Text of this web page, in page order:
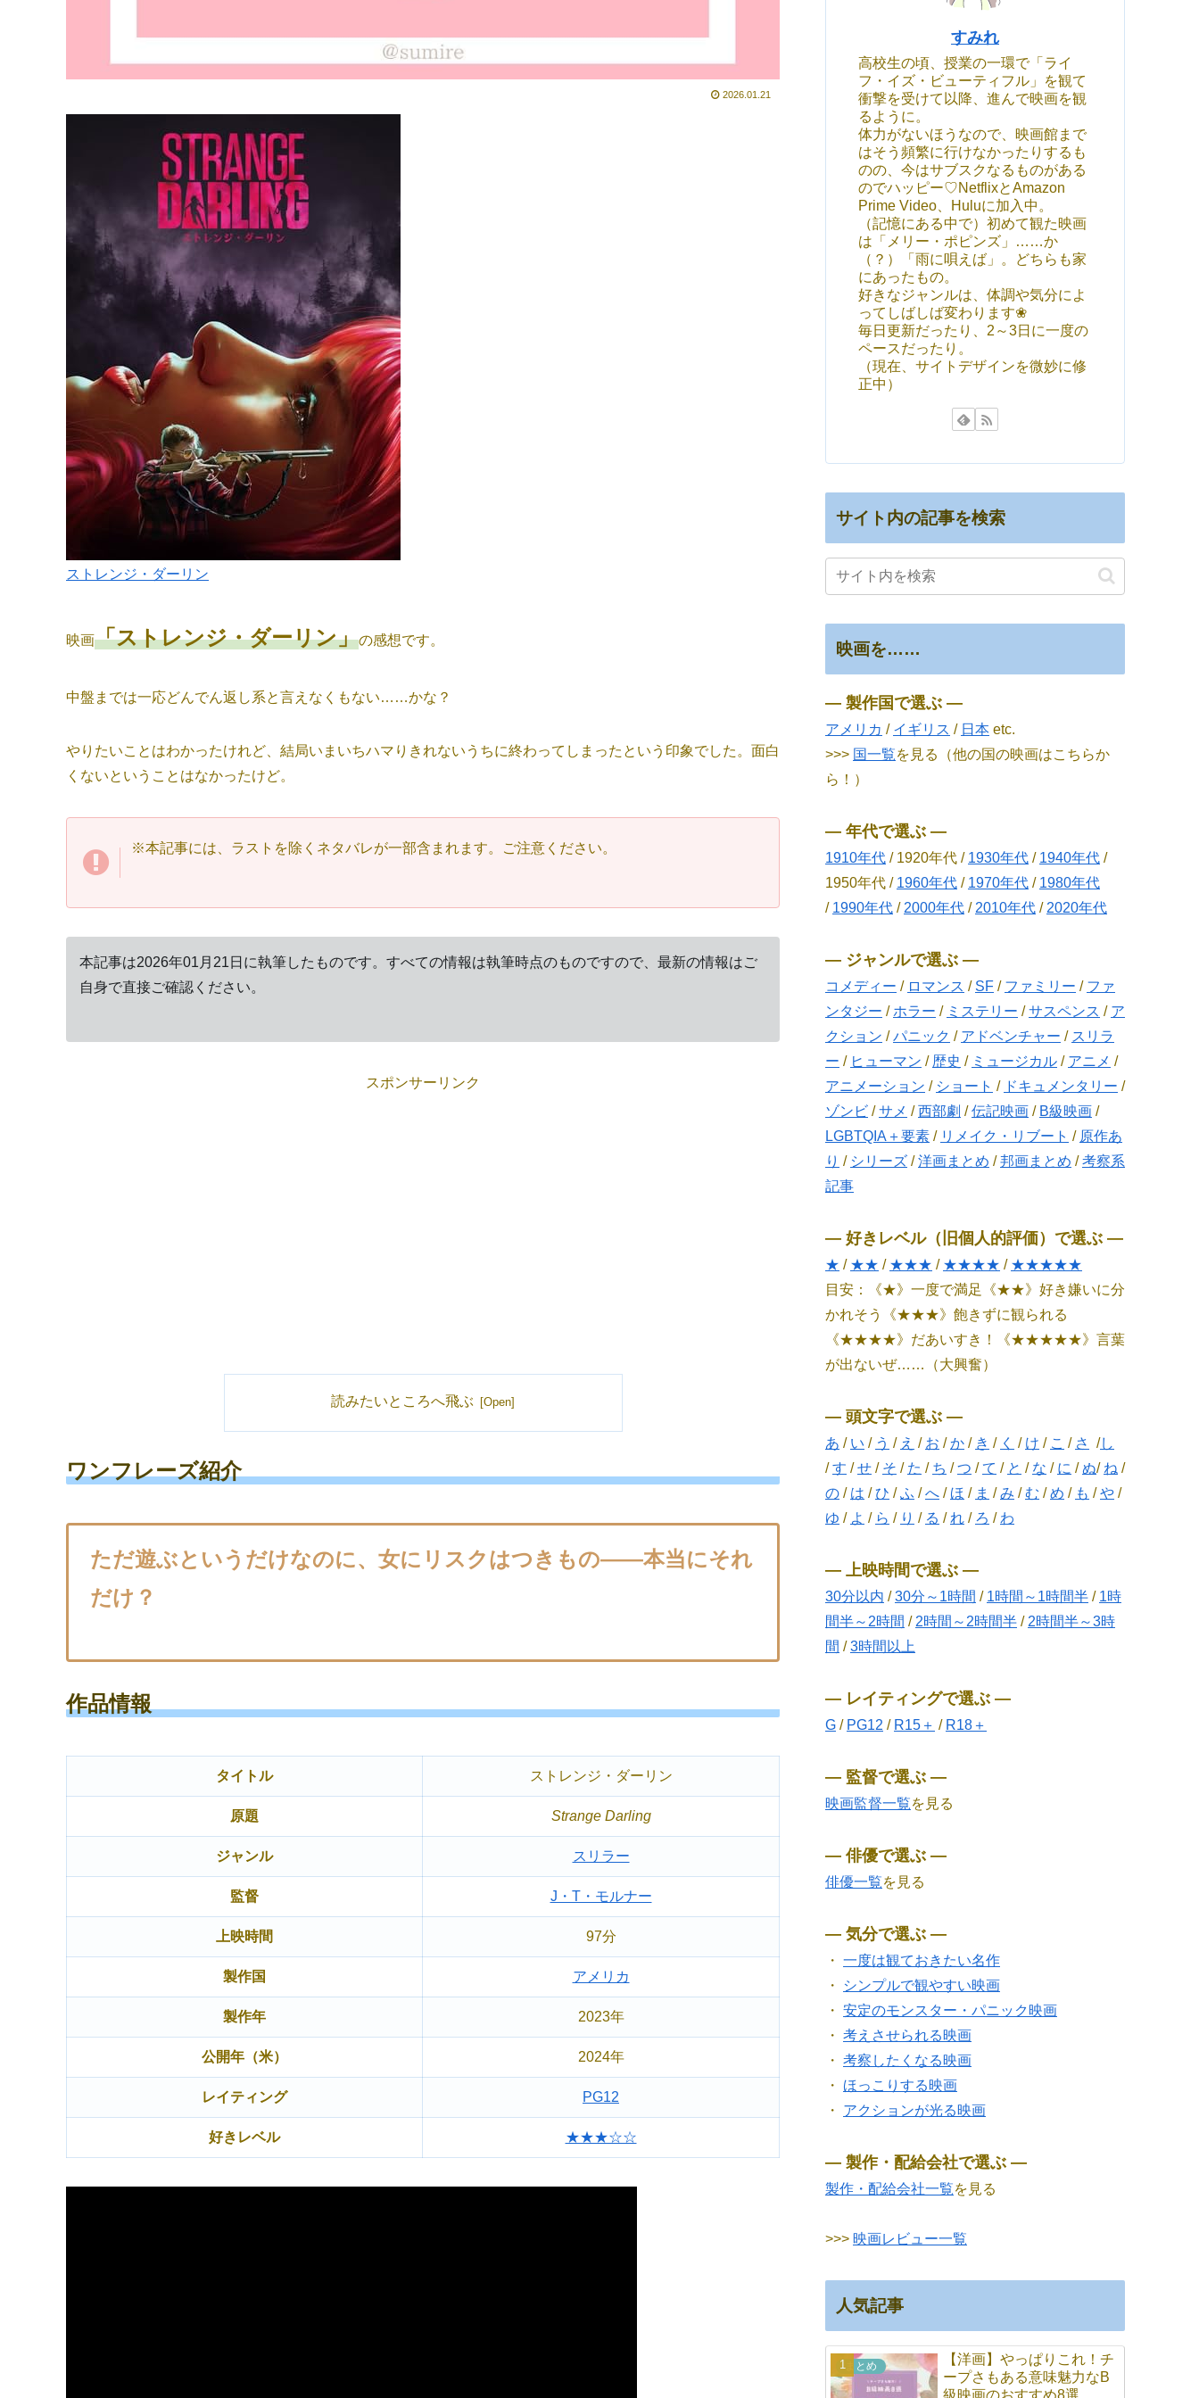
2026.01.21
ストレンジ・ダーリン
映画「ストレンジ・ダーリン」の感想です。
中盤までは一応どんでん返し系と言えなくもない……かな？
やりたいことはわかったけれど、結局いまいちハマりきれないうちに終わってしまったという印象でした。面白
くないということはなかったけど。
※本記事には、ラストを除くネタバレが一部含まれます。ご注意ください。
本記事は2026年01月21日に執筆したものです。すべての情報は執筆時点のものですので、最新の情報はご
自身で直接ご確認ください。
スポンサーリンク
読みたいところへ飛ぶ
ワンフレーズ紹介
ただ遊ぶというだけなのに、女にリスクはつきもの――本当にそれ
だけ？
作品情報
タイトル ストレンジ・ダーリン
原題 Strange Darling
ジャンル スリラー
監督 J・T・モルナー
上映時間 97分
製作国 アメリカ
製作年 2023年
公開年（米） 2024年
レイティング PG12
好きレベル ★★★☆☆
すみれ
高校生の頃、授業の一環で「ライ
フ・イズ・ビューティフル」を観て
衝撃を受けて以降、進んで映画を観
るように。
体力がないほうなので、映画館まで
はそう頻繁に行けなかったりするも
のの、今はサブスクなるものがある
のでハッピー♡NetflixとAmazon
Prime Video、Huluに加入中。
（記憶にある中で）初めて観た映画
は「メリー・ポピンズ」……か
（？）「雨に唄えば」。どちらも家
にあったもの。
好きなジャンルは、体調や気分によ
ってしばしば変わります❀
毎日更新だったり、2～3日に一度の
ペースだったり。
（現在、サイトデザインを微妙に修
正中）
サイト内の記事を検索
映画を……
― 製作国で選ぶ ―
アメリカ / イギリス / 日本 etc.
>>> 国一覧を見る（他の国の映画はこちらか
ら！）
― 年代で選ぶ ―
1910年代 / 1920年代 / 1930年代 / 1940年代 /
1950年代 / 1960年代 / 1970年代 / 1980年代
/ 1990年代 / 2000年代 / 2010年代 / 2020年代
― ジャンルで選ぶ ―
コメディー / ロマンス / SF / ファミリー / ファ
ンタジー / ホラー / ミステリー /サスペンス / ア
クション /パニック / アドベンチャー / スリラ
ー / ヒューマン / 歴史 / ミュージカル / アニメ /
アニメーション / ショート / ドキュメンタリー /
ゾンビ /サメ /西部劇 /伝記映画 / B級映画 /
LGBTQIA＋要素 / リメイク・リブート / 原作あ
り / シリーズ /洋画まとめ /邦画まとめ /考察系
記事
― 好きレベル（旧個人的評価）で選ぶ ―
★ / ★★ / ★★★ / ★★★★ / ★★★★★
目安：《★》一度で満足《★★》好き嫌いに分
かれそう《★★★》飽きずに観られる
《★★★★》だあいすき！《★★★★★》言葉
が出ないぜ……（大興奮）
― 頭文字で選ぶ ―
あ / い / う / え / お /か / き / く / け / こ / さ /し
/す /せ / そ / た / ち /つ /て / と / な / に /ぬ/ ね /
の / は /ひ /ふ /へ / ほ / ま /み /む /め / も /や /
ゆ / よ / ら / り / る / れ / ろ / わ
― 上映時間で選ぶ ―
30分以内 /30分～1時間 / 1時間～1時間半 / 1時
間半～2時間 / 2時間～2時間半 / 2時間半～3時
間 /3時間以上
― レイティングで選ぶ ―
G / PG12 / R15＋ / R18＋
― 監督で選ぶ ―
映画監督一覧を見る
― 俳優で選ぶ ―
俳優一覧を見る
― 気分で選ぶ ―
・ 一度は観ておきたい名作
・
シンプルで観やすい映画
・ 安定のモンスター・パニック映画
・ 考えさせられる映画
・ 考察したくなる映画
・ ほっこりする映画
・ アクションが光る映画
― 製作・配給会社で選ぶ ―
製作・配給会社一覧を見る
>>> 映画レビュー一覧
人気記事
まとめ
【洋画】やっぱりこれ！チ
ープさもある意味魅力なB
級映画のおすすめ8選